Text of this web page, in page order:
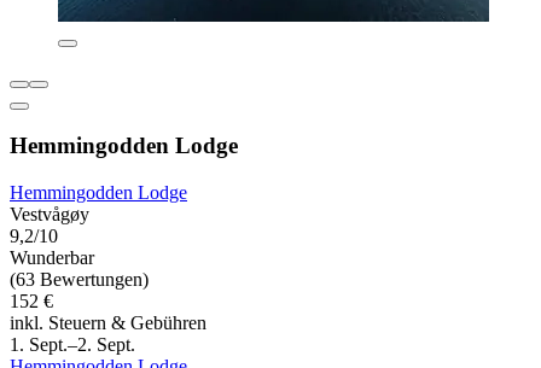
Hemmingodden Lodge
Hemmingodden Lodge
Vestvågøy
9,2/10
Wunderbar
(63 Bewertungen)
152 €
inkl. Steuern & Gebühren
1. Sept.–2. Sept.